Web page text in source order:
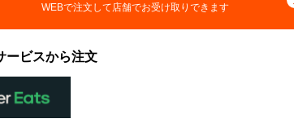
WEBで注文して店舗でお受け取りできます
ービスから注文